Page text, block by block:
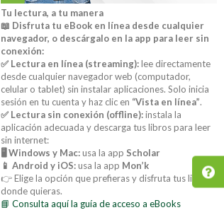
Tu lectura, a tu manera
📖 Disfruta tu eBook en línea desde cualquier
navegador, o descárgalo en la app para leer sin
conexión:
✅ Lectura en línea (streaming):lee directamente
desde cualquier navegador web (computador,
celular o tablet) sin instalar aplicaciones. Solo inicia
sesión en tu cuenta y haz clic en “Vista en línea”.
✅ Lectura sin conexión (offline):instala la
aplicación adecuada y descarga tus libros para leer
sin internet:
🖥️ Windows y Mac:usa la app Scholar
📱 Android y iOS:usa la app Mon’k
👉 Elige la opción que prefieras y disfruta tus libros
donde quieras.
📘 Consulta aquí la guía de acceso a eBooks